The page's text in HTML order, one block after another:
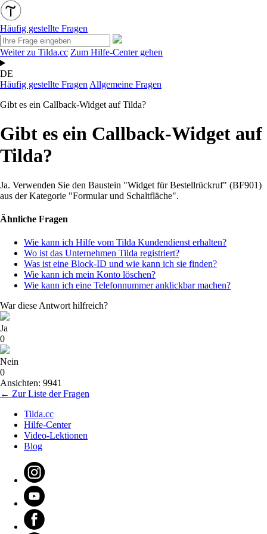
Häufig gestellte Fragen
Weiter zu Tilda.cc Zum Hilfe-Center gehen
DE
Häufig gestellte Fragen Allgemeine Fragen
Gibt es ein Callback-Widget auf Tilda?
Gibt es ein Callback-Widget auf
Tilda?
Ja. Verwenden Sie den Baustein "Widget für Bestellrückruf" (BF901)
aus der Kategorie "Formular und Schaltfläche".
Ähnliche Fragen
Wie kann ich Hilfe vom Tilda Kundendienst erhalten?
Wo ist das Unternehmen Tilda registriert?
Was ist eine Block-ID und wie kann ich sie finden?
Wie kann ich mein Konto löschen?
Wie kann ich eine Telefonnummer anklickbar machen?
War diese Antwort hilfreich?
Ja
0
Nein
0
Ansichten: 9941
← Zur Liste der Fragen
Tilda.cc
Hilfe-Center
Video-Lektionen
Blog